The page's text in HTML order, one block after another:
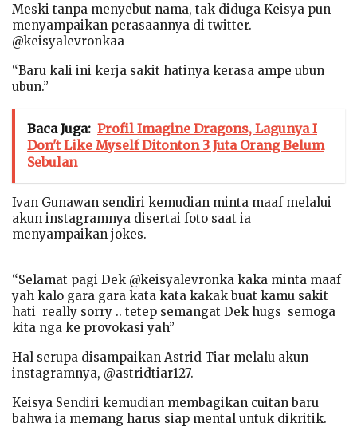
Meski tanpa menyebut nama, tak diduga Keisya pun
menyampaikan perasaannya di twitter.
@keisyalevronkaa
“Baru kali ini kerja sakit hatinya kerasa ampe ubun
ubun.”
Baca Juga: Profil Imagine Dragons, Lagunya I
Don't Like Myself Ditonton 3 Juta Orang Belum
Sebulan
Ivan Gunawan sendiri kemudian minta maaf melalui
akun instagramnya disertai foto saat ia
menyampaikan jokes.
“Selamat pagi Dek @keisyalevronka kaka minta maaf
yah kalo gara gara kata kata kakak buat kamu sakit
hati really sorry .. tetep semangat Dek hugs semoga
kita nga ke provokasi yah”
Hal serupa disampaikan Astrid Tiar melalu akun
instagramnya, @astridtiar127.
Keisya Sendiri kemudian membagikan cuitan baru
bahwa ia memang harus siap mental untuk dikritik.